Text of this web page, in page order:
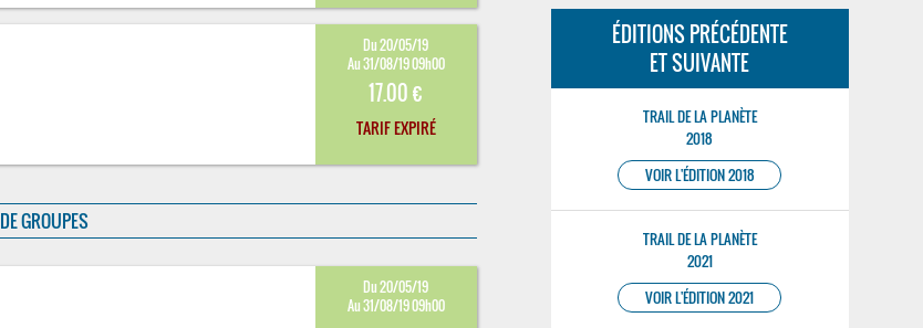
Du 20/05/19
Au 31/08/19 09h00
17.00 €
TARIF EXPIRÉ
GROUPES
Du 20/05/19
Au 31/08/19 09h00
ÉDITIONS PRÉCÉDENTE
ET SUIVANTE
TRAIL DE LA PLANÈTE
2018
VOIR L'ÉDITION 2018
TRAIL DE LA PLANÈTE
2021
VOIR L'ÉDITION 2021